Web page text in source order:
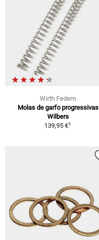
Wirth Federn
Molas de garfo progressivas
Wilbers
139,95 €1